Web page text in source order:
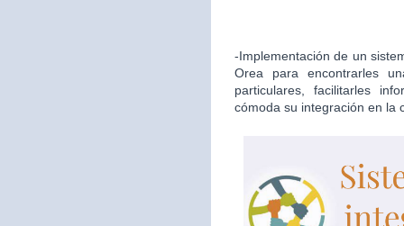
-Implementación de un
Orea para encontrarles
particulares, facilitarles
cómoda su integración en la